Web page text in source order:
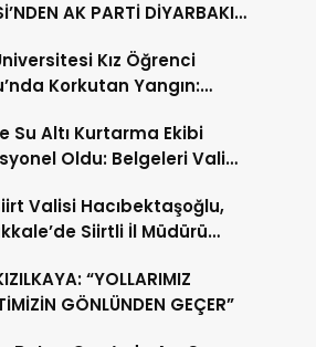
AK PARTİ DİYARBAKIR
Kız Öğrenci
Korkutan Yangın:
Önledi
Su Altı Kurtarma Ekibi
Oldu: Belgeleri Vali
Valisi Hacıbektaşoğlu,
Siirtli İl Müdürü
“YOLLARIMIZ
GÖNLÜNDEN GEÇER”